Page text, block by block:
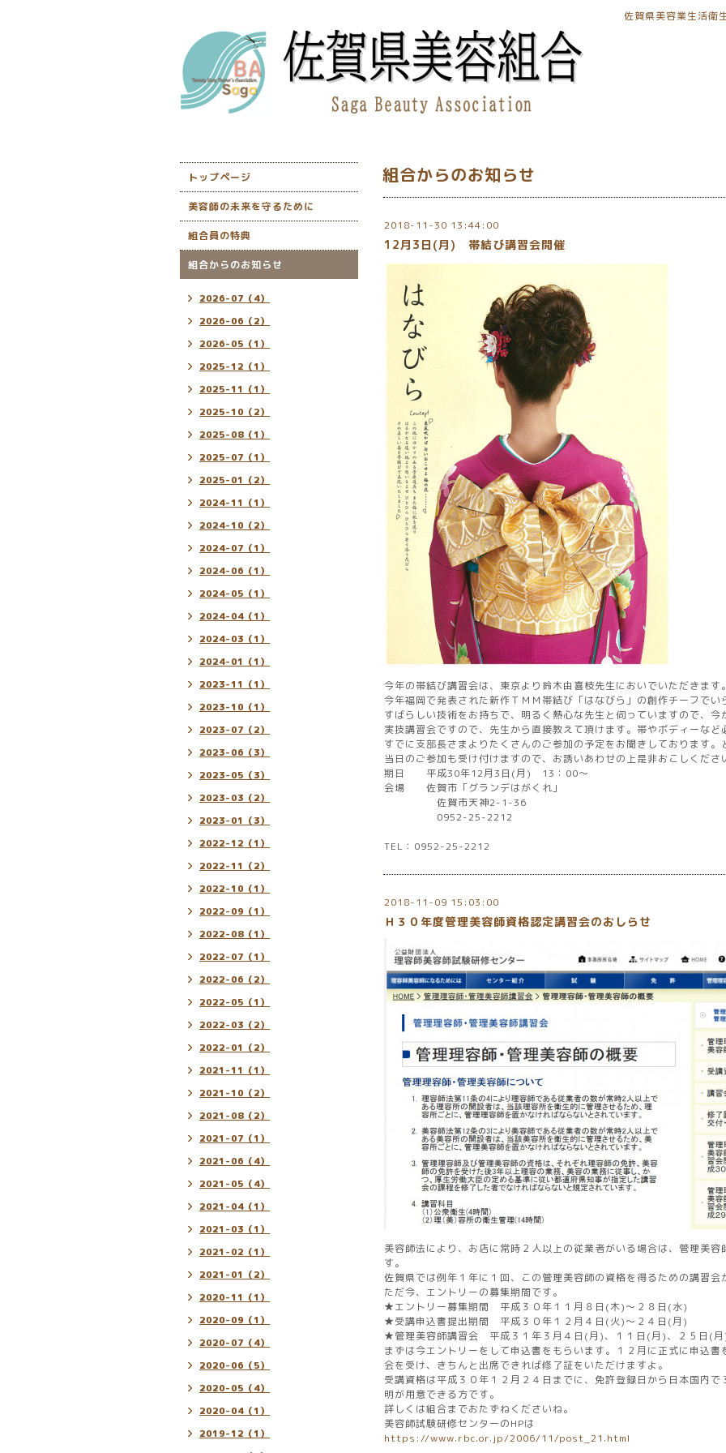
佐賀県美容業生活衛
組合からのお知らせ
2018-11-30 13:44:00
12月3日(月) 帯結び講習会開催
今年の帯結び講習会は、東京より鈴木由喜枝先生においでいただきます。
今年福岡で発表された新作ＴＭＭ帯結び「はなびら」の創作チーフでい
すばらしい技術をお持ちで、明るく熱心な先生と伺っていますので、今
実技講習会ですので、先生から直接教えて頂けます。帯やボディーなど
すでに支部長さまよりたくさんのご参加の予定をお聞きしております。
当日のご参加も受け付けますので、お誘いあわせの上是非おこしくださ
期日 平成30年12月3日(月) 13：00～
会場 佐賀市「グランデはがくれ」
佐賀市天神2-1-36
0952-25-2212
TEL：0952-25-2212
2018-11-09 15:03:00
Ｈ３０年度管理美容師資格認定講習会のおしらせ
美容師法により、お店に常時２人以上の従業者がいる場合は、管理美
す。
佐賀県では例年１年に１回、この管理美容師の資格を得るための講習会
ただ今、エントリーの募集期間です。
★エントリー募集期間 平成３０年１１月８日(木)～２８日(水)
★受講申込書提出期間 平成３０年１２月４日(火)～２４日(月)
★管理美容師講習会 平成３１年３月４日(月)、１１日(月)、２５日(月
まずは今エントリーをして申込書をもらいます。１２月に正式に申込
会を受け、きちんと出席できれば修了証をいただけますよ。
受講資格は平成３０年１２月２４日までに、免許登録日から日本国内
明が用意できる方です。
詳しくは組合までおたずねくださいね。
美容師試験研修センターのHPは
https://www.rbc.or.jp/2006/11/post_21.html
トップページ
美容師の未来を守るために
組合員の特典
組合からのお知らせ
2026-07（4）
2026-06（2）
2026-05（1）
2025-12（1）
2025-11（1）
2025-10（2）
2025-08（1）
2025-07（1）
2025-01（2）
2024-11（1）
2024-10（2）
2024-07（1）
2024-06（1）
2024-05（1）
2024-04（1）
2024-03（1）
2024-01（1）
2023-11（1）
2023-10（1）
2023-07（2）
2023-06（3）
2023-05（3）
2023-03（2）
2023-01（3）
2022-12（1）
2022-11（2）
2022-10（1）
2022-09（1）
2022-08（1）
2022-07（1）
2022-06（2）
2022-05（1）
2022-03（2）
2022-01（2）
2021-11（1）
2021-10（2）
2021-08（2）
2021-07（1）
2021-06（4）
2021-05（4）
2021-04（1）
2021-03（1）
2021-02（1）
2021-01（2）
2020-11（1）
2020-09（1）
2020-07（4）
2020-06（5）
2020-05（4）
2020-04（1）
2019-12（1）